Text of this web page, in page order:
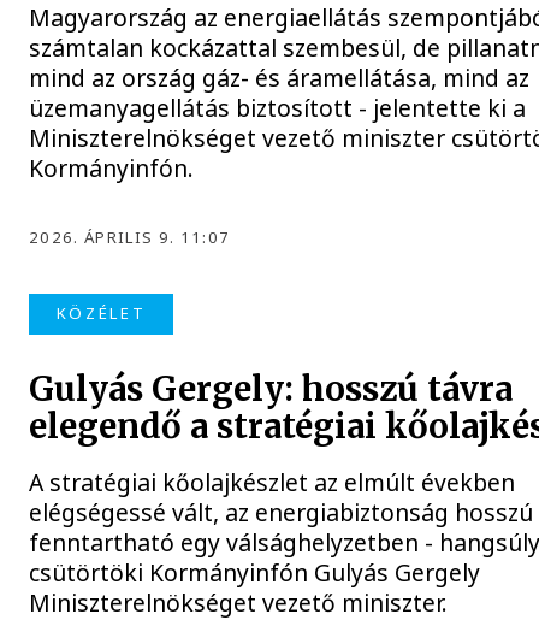
Magyarország az energiaellátás
számtalan kockázattal szembesül, de
mind az ország gáz- és áramellátása, mind az
üzemanyagellátás biztosított - jelentette ki a
Miniszterelnökséget vezető miniszter
Kormányinfón.
2026. ÁPRILIS 9. 11:07
KÖZÉLET
Gulyás Gergely: hosszú távra
elegendő a stratégiai
A stratégiai kőolajkészlet az elmúlt években
elégségessé vált, az energiabiztonság
fenntartható egy válsághelyzetben -
csütörtöki Kormányinfón Gulyás Gergely
Miniszterelnökséget vezető miniszter.